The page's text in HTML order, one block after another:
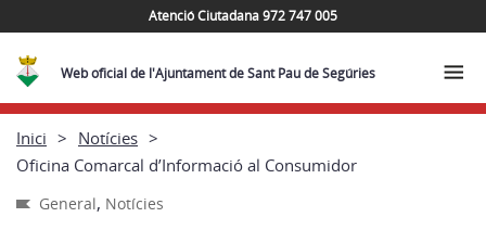
Atenció Ciutadana 972 747 005
Web oficial de l'Ajuntament de Sant Pau de Segúries
Inici
Notícies
Oficina Comarcal d’Informació al Consumidor
General, Notícies